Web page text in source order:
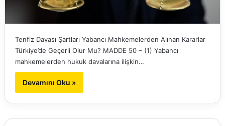
Tenfiz Davası Şartları Yabancı Mahkemelerden Alınan Kararlar
Türkiye’de Geçerli Olur Mu? MADDE 50 – (1) Yabancı
mahkemelerden hukuk davalarına ilişkin…
Devamını Oku »